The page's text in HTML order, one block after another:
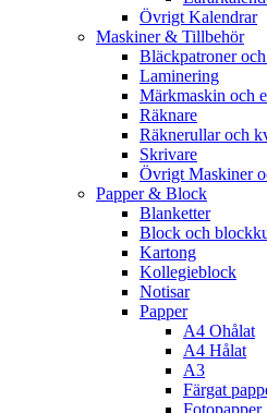
Övrigt Kalendrar
Maskiner & Tillbehör
Bläckpatroner
Laminering
Märkmaskin och
Räknare
Räknerullar och
Skrivare
Övrigt Maskiner
Papper & Block
Blanketter
Block och
Kartong
Kollegieblock
Notisar
Papper
A4 Ohålat
A4 Hålat
A3
Färgat
Fotopapper